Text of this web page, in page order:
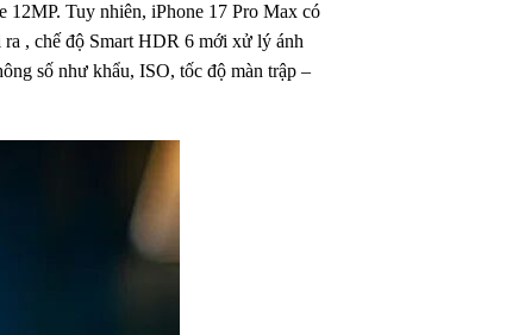
12MP. Tuy nhiên, iPhone 17 Pro Max có
, chế độ Smart HDR 6 mới xử lý ánh
số như khẩu, ISO, tốc độ màn trập –